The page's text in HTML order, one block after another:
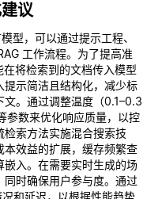
议
型，可以通过提示工程、
工作流程。为了提高准
将检索到的文档传入模型
示简洁且结构化，减少标
。通过调整温度（0.1–0.3
参数来优化响应质量，以控
索方法实施混合搜索技
效益的扩展，缓存频繁查
入。在需要实时生成的场
时确保用户参与度。通过
和延迟，以根据性能趋势